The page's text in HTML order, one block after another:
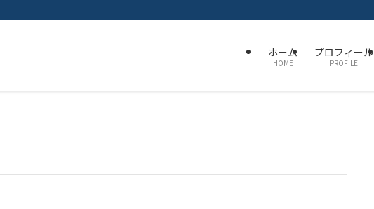
ホーム
HOME
プロフィール
PROFILE